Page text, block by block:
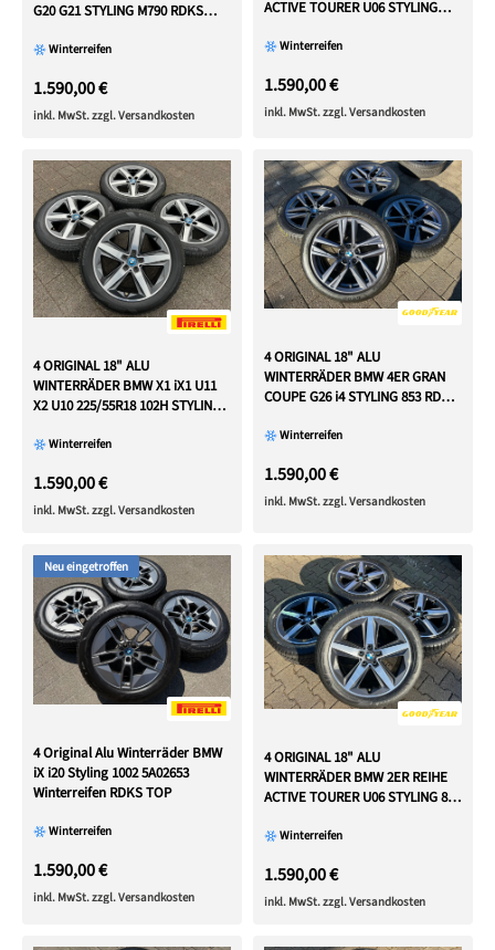
G20 G21 STYLING M790 RDKS
Winterreifen
1.590,00 €
inkl. MwSt. zzgl. Versandkosten
ACTIVE TOURER U06 STYLING
Winterreifen
1.590,00 €
inkl. MwSt. zzgl. Versandkosten
4 ORIGINAL 18" ALU
WINTERRÄDER BMW X1 iX1 U11
X2 U10 225/55R18 102H STYLING
Winterreifen
1.590,00 €
inkl. MwSt. zzgl. Versandkosten
4 ORIGINAL 18" ALU
WINTERRÄDER BMW 4ER GRAN
COUPE G26 i4 STYLING 853 RDKS
Winterreifen
1.590,00 €
inkl. MwSt. zzgl. Versandkosten
Neu eingetroffen
4 Original Alu Winterräder BMW
iX i20 Styling 1002 5A02653
Winterreifen RDKS TOP
Winterreifen
1.590,00 €
inkl. MwSt. zzgl. Versandkosten
4 ORIGINAL 18" ALU
WINTERRÄDER BMW 2ER REIHE
ACTIVE TOURER U06 STYLING 837
Winterreifen
1.590,00 €
inkl. MwSt. zzgl. Versandkosten